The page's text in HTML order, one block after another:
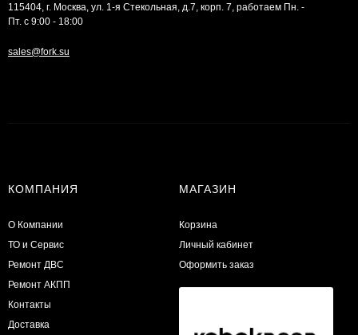
115404, г. Москва, ул. 1-я Стекольная, д.7, корп. 7, работаем Пн. -
Пт. с 9:00 - 18:00
sales@fork.su
КОМПАНИЯ
О Компании
ТО и Сервис
​Ремонт ДВС
Ремонт АКПП
Контакты
Доставка
МАГАЗИН
Корзина
Личный кабинет
Оформить заказ